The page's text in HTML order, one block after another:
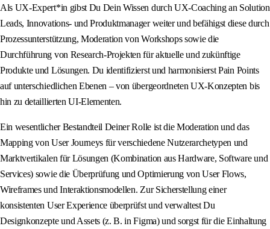
Als UX-Expert*in gibst Du Dein Wissen durch UX-Coaching an Solution
Leads, Innovations- und Produktmanager weiter und befähigst diese durch
Prozessunterstützung, Moderation von Workshops sowie die
Durchführung von Research-Projekten für aktuelle und zukünftige
Produkte und Lösungen. Du identifizierst und harmonisierst Pain Points
auf unterschiedlichen Ebenen – von übergeordneten UX-Konzepten bis
hin zu detaillierten UI-Elementen.
Ein wesentlicher Bestandteil Deiner Rolle ist die Moderation und das
Mapping von User Journeys für verschiedene Nutzerarchetypen und
Marktvertikalen für Lösungen (Kombination aus Hardware, Software und
Services) sowie die Überprüfung und Optimierung von User Flows,
Wireframes und Interaktionsmodellen. Zur Sicherstellung einer
konsistenten User Experience überprüfst und verwaltest Du
Designkonzepte und Assets (z. B. in Figma) und sorgst für die Einhaltung